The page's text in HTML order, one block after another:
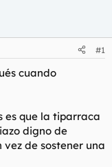
#1
cuando
es que la tiparraca
digno de
de sostener una